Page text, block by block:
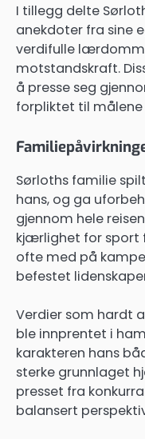
I tillegg delte
anekdoter fra sine
verdifulle
motstandskraft.
å presse seg
forpliktet til målene
Sørloths familie
hans, og ga
gjennom hele
kjærlighet for sport
ofte med på
befestet
Verdier som hardt
ble innprentet i
karakteren hans
sterke grunnlaget
presset fra
balansert